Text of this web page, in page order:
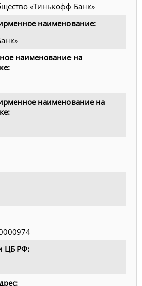
«Тинькофф Банк»
наименование:
наименование на
наименование на
ЦБ РФ: